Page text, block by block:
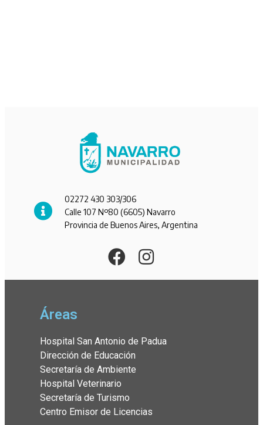
02272 430 303/306
Calle 107 Nº80 (6605) Navarro
Provincia de Buenos Aires, Argentina
Áreas
Hospital San Antonio de Padua
Dirección de Educación
Secretaría de Ambiente
Hospital Veterinario
Secretaría de Turismo
Centro Emisor de Licencias